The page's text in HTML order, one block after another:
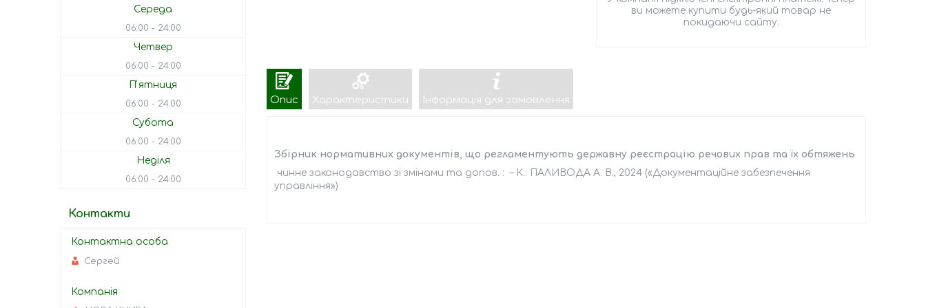
ви можете купити будь-який товар не
покидаючи сайту.
Опис Характеристики Інформація для замовлення
Збірник нормативних документів, що регламентують державну реєстрацію речових прав та їх обтяжень
чинне законодавство зі змінами та допов. : – К.: ПАЛИВОДА А. В., 2024 («Документаційне забезпечення
управління»)
Середа
06:00 24:00
Четвер
06:00 24:00
Пʼятниця
06:00 24:00
Субота
06:00 24:00
Неділя
06:00 24:00
Контакти
Сергей